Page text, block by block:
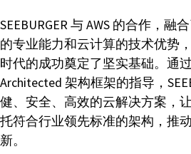
SEEBURGER 与 AWS 的合作，融
的专业能力和云计算的技术优势
时代的成功奠定了坚实基础。通过
Architected 架构框架的指导，
健、安全、高效的云解决方案，
托符合行业领先标准的架构，推
新。